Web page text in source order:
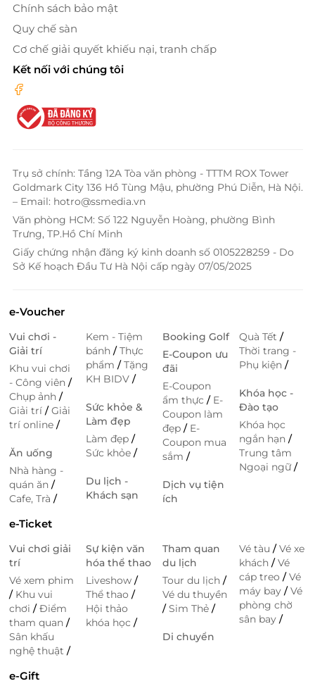
Nhiều địa điểm
Nhiều địa điểm
TPHCM
Ashima - Miền Nam
Nhiều địa điểm
Gogi House - Miền Nam
Gogi House - Miền Trung
Nhiều địa điểm
Hutong – Miền Trung
Tầng 2, TTTM City HUB, Số 1 Lê
Hồng Phong, P. Thành Vinh,
Kichi Kichi Miền Bắc
Kichi Kichi - Miền Trung
Nhiều địa điểm
iSushi - Miền Nam
Chính sách bảo mật
Quy chế sàn
Cơ chế giải quyết khiếu nại, tranh chấp
Kết nối với chúng tôi
Trụ sở chính: Tầng 12A Tòa văn phòng - TTTM ROX Tower
Goldmark City 136 Hồ Tùng Mậu, phường Phú Diễn, Hà Nội.
– Email: hotro@ssmedia.vn
Văn phòng HCM: Số 122 Nguyễn Hoàng, phường Bình
Trưng, TP.Hồ Chí Minh
Giấy chứng nhận đăng ký kinh doanh số 0105228259 - Do
Sở Kế hoạch Đầu Tư Hà Nội cấp ngày 07/05/2025
e-Voucher
Vui chơi -
Giải trí
Khu vui chơi
- Công viên /
Chụp ảnh /
Giải trí /Giải
trí online /
Ăn uống
Nhà hàng -
quán ăn /
Cafe, Trà /
Kem - Tiệm
bánh /Thực
phẩm /Tặng
KH BIDV /
Sức khỏe &
Làm đẹp
Làm đẹp /
Sức khỏe /
Du lịch -
Khách sạn
Booking Golf
E-Coupon ưu
đãi
E-Coupon
ẩm thực / E-
Coupon làm
đẹp / E-
Coupon mua
sắm /
Dịch vụ tiện
ích
Quà Tết/
Thời trang -
Phụ kiện/
Khóa học -
Đào tạo
Khóa học
ngắn hạn/
Trung tâm
Ngoại ngữ/
e-Ticket
Vui chơi giải
trí
Vé xem phim
/ Khu vui
chơi /Điểm
tham quan /
Sân khấu
nghệ thuật /
Sự kiện văn
hóa thể thao
Liveshow /
Thể thao /
Hội thảo
khóa học /
Tham quan
du lịch
Tour du lịch /
Vé du thuyền
/Sim Thẻ /
Di chuyển
Vé tàu/Vé xe
khách/Vé
cáp treo/Vé
máy bay/Vé
phòng chờ
sân bay/
e-Gift